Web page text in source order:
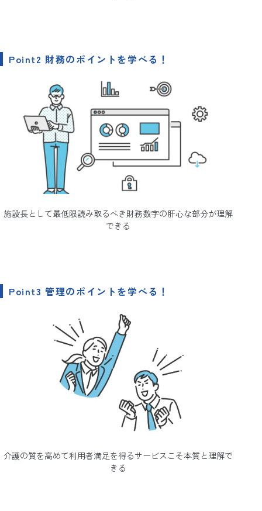
Point2 財務のポイントを学べる！
施設長として最低限読み取るべき財務数字の肝心な部分が理解
できる
Point3 管理のポイントを学べる！
介護の質を高めて利用者満足を得るサービスこそ本質と理解で
きる